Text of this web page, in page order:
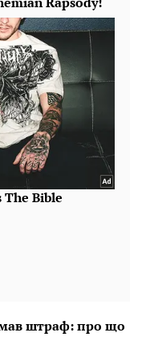
штраф: про що